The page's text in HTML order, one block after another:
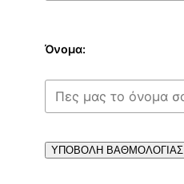
Όνομα:
ΥΠΟΒΟΛΗ ΒΑΘΜΟΛΟΓΙΑΣ